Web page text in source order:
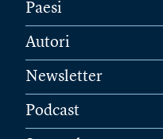
Paesi
Autori
Newsletter
Podcast